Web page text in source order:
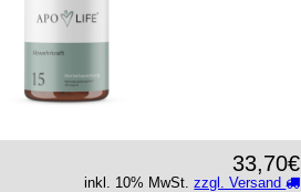
33,70€
inkl. 10% MwSt.zzgl. Versand